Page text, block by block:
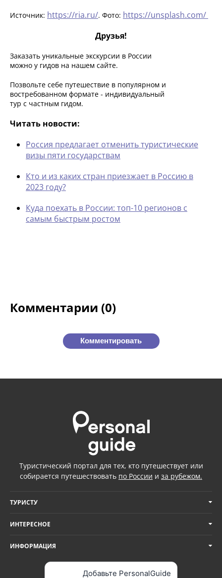
Источник: https://ria.ru/. Фото: https://unsplash.com/
Друзья!
Заказать уникальные экскурсии в России
можно у гидов на нашем сайте.
Позвольте себе путешествие в популярном и
востребованном формате - индивидуальный
тур с частным гидом.
Читать новости:
Россия предлагает отменить туристические
визы пяти государствам
Кто и из каких стран приезжает в Россию в
2023 году?
Куда поехать в России: топ-10 регионов с
самым быстрым ростом
Комментарии (0)
Комментировать
Туристический портал для тех, кто путешествует или
собирается путешествовать по России и за рубежом.
ТУРИСТУ
ИНТЕРЕСНОЕ
ИНФОРМАЦИЯ
Добавьте PersonalGuide